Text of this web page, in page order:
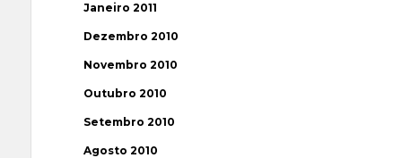
Janeiro 2011
Dezembro 2010
Novembro 2010
Outubro 2010
Setembro 2010
Agosto 2010